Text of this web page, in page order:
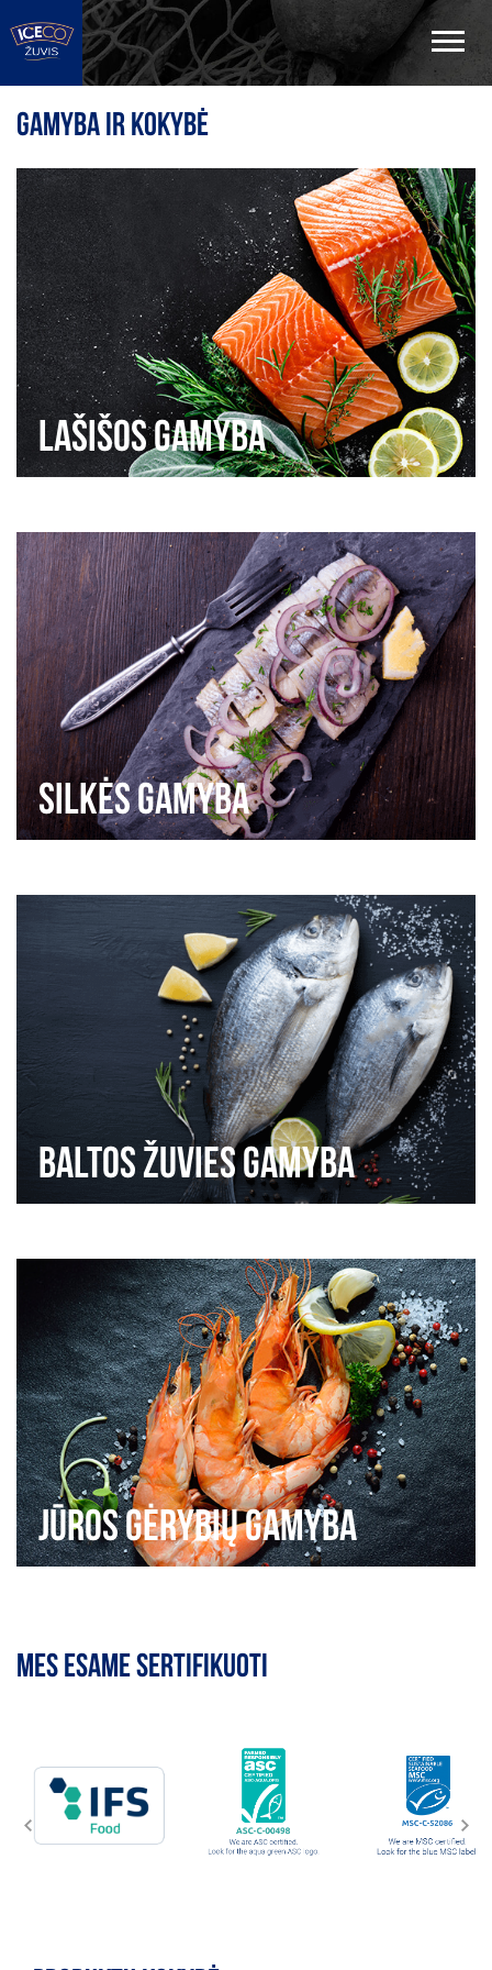
Gamyba ir kokybė
Lašišos gamyba
Silkės gamyba
Baltos žuvies gamyba
Jūros gėrybių gamyba
MES ESAME SERTIFIKUOTI